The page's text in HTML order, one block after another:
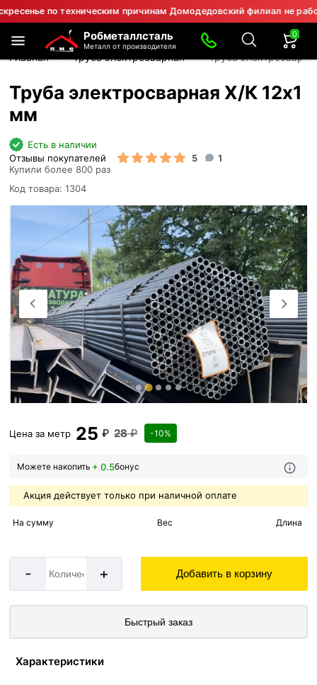
по техническим причинам Домодедовский филиал не работает.
Робметаллсталь
Металл от производителя
0
Главная Труба электросварная Труба
Труба электросварная Х/К 12х1
мм
Есть в наличии
Отзывы покупателей
5
1
Купили более 800 раз
Код товара: 1304
Цена за метр 25 ₽ 28₽ -10%
Можете накопить + 0.5бонус
Акция действует только при наличной оплате
На сумму Вес Длина
- + Добавить в корзину
Быстрый заказ
Характеристики